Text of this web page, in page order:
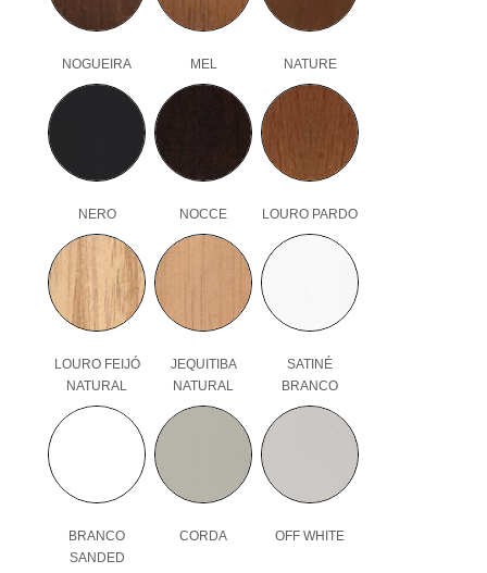
NOGUEIRA MEL NATURE
NERO NOCCE LOURO PARDO
LOURO FEIJÓ
NATURAL
JEQUITIBA
NATURAL
SATINÉ
BRANCO
BRANCO
SANDED
CORDA OFF WHITE